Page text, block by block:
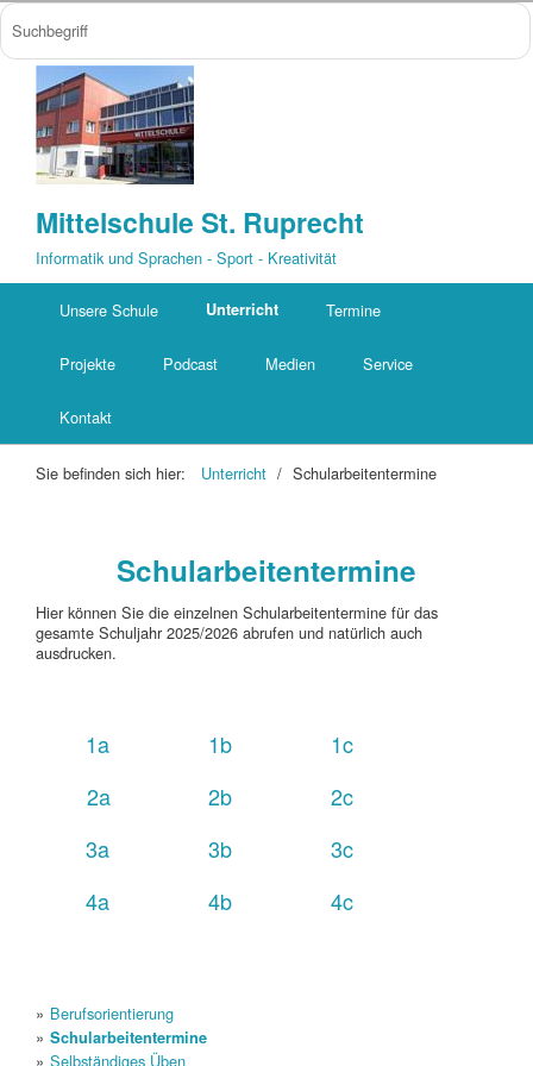
Mittelschule St. Ruprecht
Informatik und Sprachen - Sport - Kreativität
Unsere Schule Unterricht Termine
Projekte Podcast Medien Service
Kontakt
Sie befinden sich hier: Unterricht / Schularbeitentermine
Schularbeitentermine
Hier können Sie die einzelnen Schularbeitentermine für das
gesamte Schuljahr 2025/2026 abrufen und natürlich auch
ausdrucken.
1a 1b
1c
2a
2b
2c
3a
3b
3c
4a
4b 4c
Berufsorientierung
Schularbeitentermine
Selbständiges Üben